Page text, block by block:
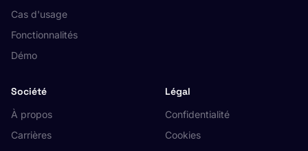
Cas d'usage
Fonctionnalités
Démo
Société
À propos
Carrières
Légal
Confidentialité
Cookies